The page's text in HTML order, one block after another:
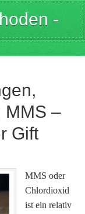
-
MMS –
Gift
MMS oder
Chlordioxid
ist ein relativ